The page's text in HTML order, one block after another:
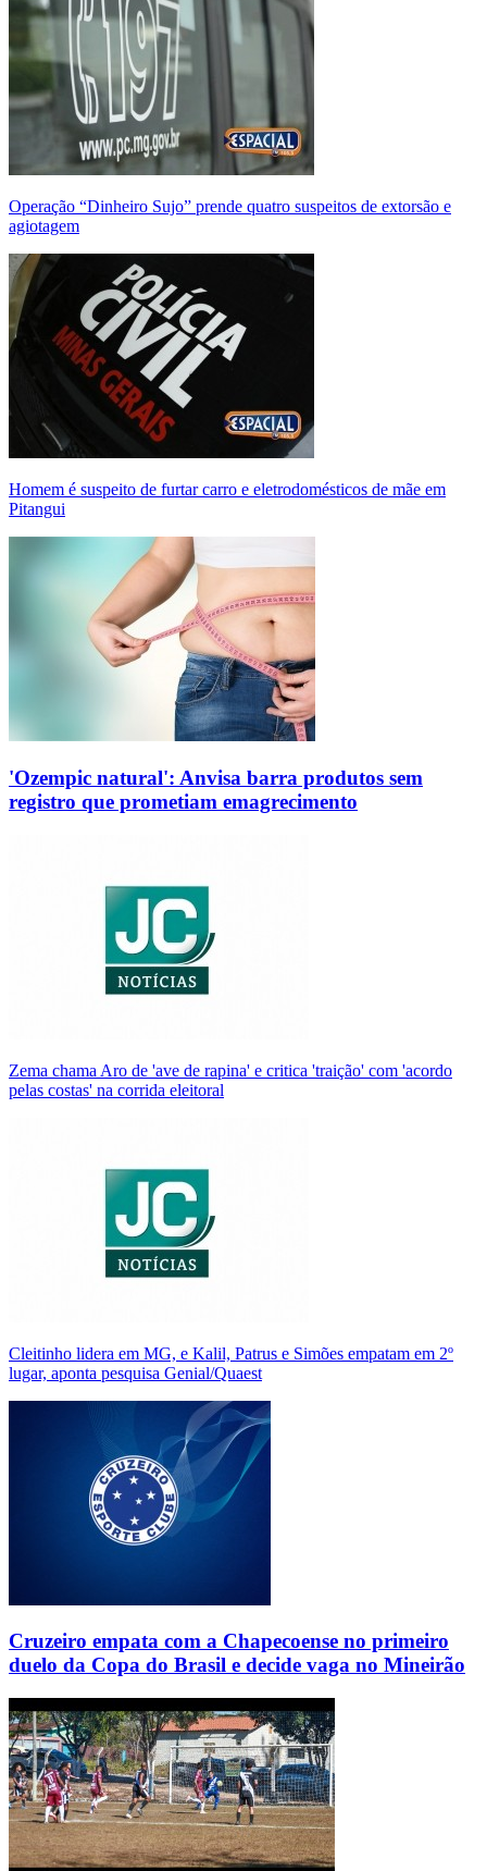
Operação “Dinheiro Sujo” prende quatro suspeitos de extorsão e
agiotagem
Homem é suspeito de furtar carro e eletrodomésticos de mãe em
Pitangui
'Ozempic natural': Anvisa barra produtos sem
registro que prometiam emagrecimento
Zema chama Aro de 'ave de rapina' e critica 'traição' com 'acordo
pelas costas' na corrida eleitoral
Cleitinho lidera em MG, e Kalil, Patrus e Simões empatam em 2º
lugar, aponta pesquisa Genial/Quaest
Cruzeiro empata com a Chapecoense no primeiro
duelo da Copa do Brasil e decide vaga no Mineirão